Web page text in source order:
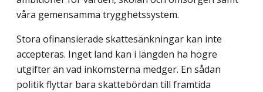
våra gemensamma trygghetssystem.
Stora ofinansierade skattesänkningar kan inte
accepteras. Inget land kan i längden ha högre
utgifter än vad inkomsterna medger. En sådan
politik flyttar bara skattebördan till framtida